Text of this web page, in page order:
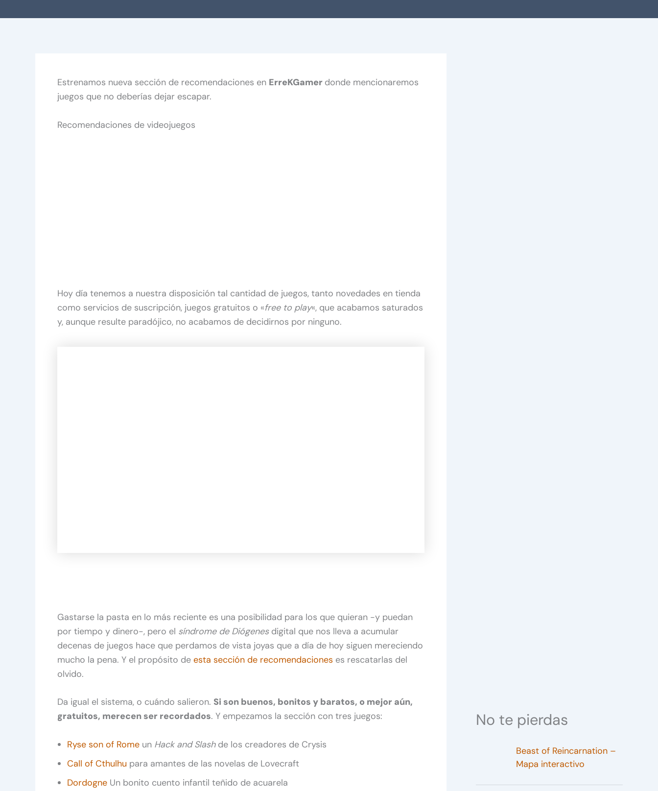
Estrenamos nueva sección de recomendaciones en ErreKGamer donde mencionaremos
juegos que no deberías dejar escapar.
Recomendaciones de videojuegos
Hoy día tenemos a nuestra disposición tal cantidad de juegos, tanto novedades en tienda
como servicios de suscripción, juegos gratuitos o «free to play«, que acabamos saturados
y, aunque resulte paradójico, no acabamos de decidirnos por ninguno.
Gastarse la pasta en lo más reciente es una posibilidad para los que quieran -y puedan
por tiempo y dinero-, pero el síndrome de Diógenesdigital que nos lleva a acumular
decenas de juegos hace que perdamos de vista joyas que a día de hoy siguen mereciendo
mucho la pena. Y el propósito de esta sección de recomendaciones es rescatarlas del
olvido.
Da igual el sistema, o cuándo salieron. Si son buenos, bonitos y baratos, o mejor aún,
gratuitos, merecen ser recordados. Y empezamos la sección con tres juegos:
Ryse son of Rome un Hack and Slashde los creadores de Crysis
Call of Cthulhu para amantes de las novelas de Lovecraft
Dordogne Un bonito cuento infantil teñido de acuarela
No te pierdas
Beast of Reincarnation –
Mapa interactivo